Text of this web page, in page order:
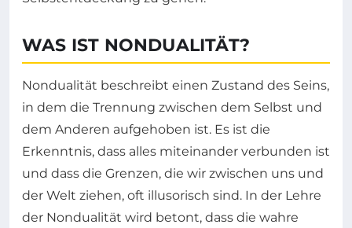
WAS IST NONDUALITÄT?
Nondualität beschreibt einen Zustand des Seins,
in dem die Trennung zwischen dem Selbst und
dem Anderen aufgehoben ist. Es ist die
Erkenntnis, dass alles miteinander verbunden ist
und dass die Grenzen, die wir zwischen uns und
der Welt ziehen, oft illusorisch sind. In der Lehre
der Nondualität wird betont, dass die wahre